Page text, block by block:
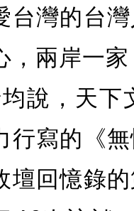
台灣的台
，兩岸一
說，天下
行寫的《
壇回憶錄